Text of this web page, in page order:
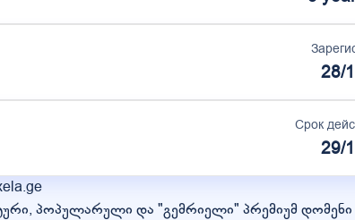
28/
Срок
29/
პოპულარული და "გემრიელი" პრემიუმ დომენი